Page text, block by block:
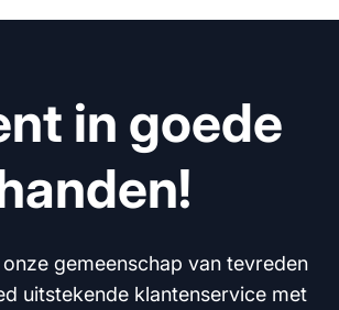
in goede
onze gemeenschap van tevreden
uitstekende klantenservice met